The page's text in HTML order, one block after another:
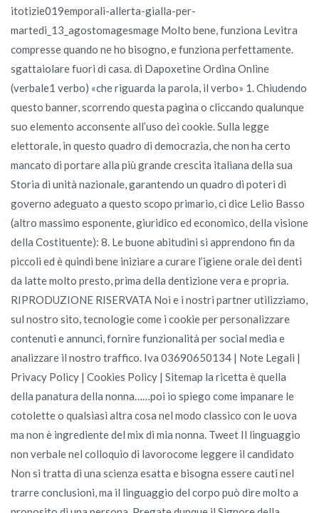
itotizie019emporali-allerta-gialla-per-
martedi_13_agostomagesmage Molto bene, funziona Levitra
compresse quando ne ho bisogno, e funziona perfettamente.
sgattaiolare fuori di casa. di Dapoxetine Ordina Online
(verbale1 verbo) «che riguarda la parola, il verbo» 1. Chiudendo
questo banner, scorrendo questa pagina o cliccando qualunque
suo elemento acconsente all’uso dei cookie. Sulla legge
elettorale, in questo quadro di democrazia, che non ha certo
mancato di portare alla più grande crescita italiana della sua
Storia di unità nazionale, garantendo un quadro di poteri di
governo adeguato a questo scopo primario, ci dice Lelio Basso
(altro massimo esponente, giuridico ed economico, della visione
della Costituente): 8. Le buone abitudini si apprendono fin da
piccoli ed è quindi bene iniziare a curare l’igiene orale dei denti
da latte molto presto, prima della dentizione vera e propria.
RIPRODUZIONE RISERVATA Noi e i nostri partner utilizziamo,
sul nostro sito, tecnologie come i cookie per personalizzare
contenuti e annunci, fornire funzionalità per social media e
analizzare il nostro traffico. Iva 03690650134 | Note Legali |
Privacy Policy | Cookies Policy | Sitemap la ricetta è quella
della panatura della nonna……poi io spiego come impanare le
cotolette o qualsiasi altra cosa nel modo classico con le uova
ma non è ingrediente del mix di mia nonna. Tweet Il linguaggio
non verbale nel colloquio di lavorocome leggere il candidato
Non si tratta di una scienza esatta e bisogna essere cauti nel
trarre conclusioni, ma il linguaggio del corpo può dire molto a